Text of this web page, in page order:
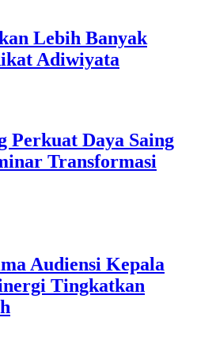
Lebih Banyak
Adiwiyata
Perkuat Daya Saing
Transformasi
Audiensi Kepala
Tingkatkan